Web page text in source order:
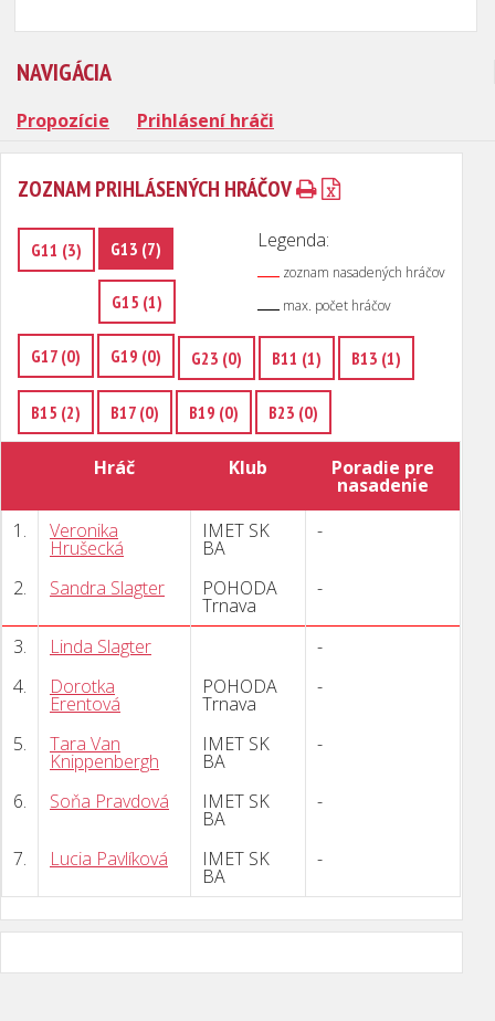
NAVIGÁCIA
Propozície Prihlásení hráči
ZOZNAM PRIHLÁSENÝCH HRÁČOV
Legenda:
zoznam nasadených hráčov
max. počet hráčov
G11 (3) G13 (7)
G15 (1)
G17 (0) G19 (0) G23 (0) B11 (1) B13 (1)
B15 (2) B17 (0) B19 (0) B23 (0)
Hráč Klub Poradie pre
nasadenie
1.
Veronika
Hrušecká
IMET SK
BA
-
2. Sandra Slagter POHODA
Trnava
-
3. Linda Slagter
-
4.
Dorotka
Erentová
POHODA
Trnava
-
5. Tara Van
Knippenbergh
IMET SK
BA
-
6. Soňa Pravdová IMET SK
BA
-
7. Lucia Pavlíková IMET SK
BA
-